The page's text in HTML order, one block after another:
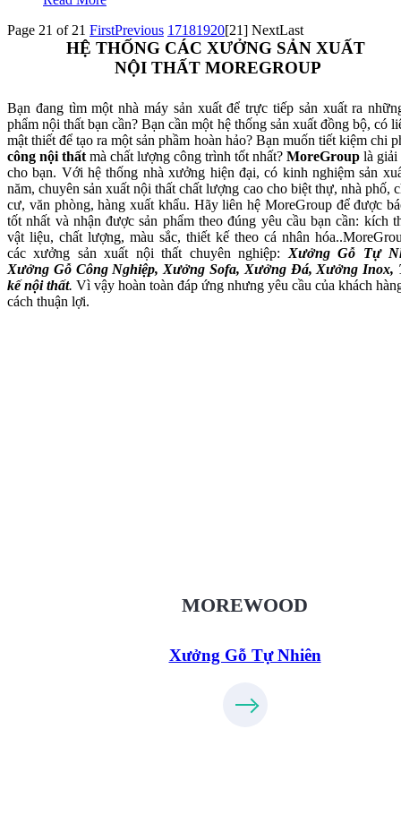
Page 21 of 21 FirstPrevious 17181920[21] NextLast
HỆ THỐNG CÁC XƯỞNG SẢN XUẤT
NỘI THẤT MOREGROUP
Bạn đang tìm một nhà máy sản xuất để trực tiếp sản xuất ra
phẩm nội thất bạn cần? Bạn cần một hệ thống sản xuất đồng bộ, có
mật thiết để tạo ra một sản phầm hoàn hảo? Bạn muốn tiết kiệm chi
công nội thấtmà chất lượng công trình tốt nhất? MoreGroup là giải
cho bạn. Với hệ thống nhà xưởng hiện đại, có kinh nghiệm sản
năm, chuyên sản xuất nội thất chất lượng cao cho biệt thự, nhà phố,
cư, văn phòng, hàng xuất khẩu. Hãy liên hệ MoreGroup để được
tốt nhất và nhận được sản phẩm theo đúng yêu cầu bạn cần: kích
vật liệu, chất lượng, màu sắc, thiết kế theo cá nhân
các xưởng sản xuất nội thất chuyên nghiệp:Xưởng Gỗ Tự
Xưởng Gỗ Công Nghiệp, Xưởng Sofa, Xưởng Đá, Xưởng Inox,
kế nội thất. Vì vậy hoàn toàn đáp ứng nhưng yêu cầu của khách
cách thuận lợi.
MOREWOOD
Xưởng Gỗ Tự Nhiên